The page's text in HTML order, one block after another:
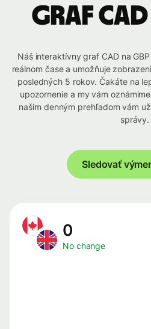
graf CAD
Náš interaktívny graf CAD na
reálnom čase a umožňuje
posledných 5 rokov. Čakáte na
upozornenie a my vám
našim denným prehľadom vám
správy.
Sledovať
0
No change